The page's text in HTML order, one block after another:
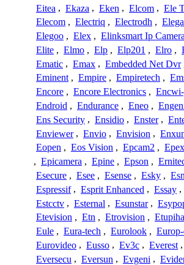
Eitea , Ekaza , Eken , Elcom , Ele
Elecom , Electriq , Electrodh ,
Elegoo , Elex , Elinksmart Ip Camera
Elite , Elmo , Elp , Elp201 , Elro ,
Ematic , Emax , Embedded Net Dvr
Eminent , Empire , Empiretech ,
Encore , Encore Electronics , Encwi-
Endroid , Endurance , Eneo ,
Ens Security , Ensidio , Enster ,
Enviewer , Envio , Envision ,
Eopen , Eos Vision , Epcam2 ,
, Epicamera , Epine , Epson ,
Esecure , Esee , Esense , Esky ,
Espressif , Esprit Enhanced , Essay ,
Estcctv , Esternal , Esunstar ,
Etevision , Etn , Etrovision , Etupiha
Eule , Eura-tech , Eurolook ,
Eurovideo , Eusso , Ev3c , Everest ,
Eversecu , Eversun , Evgeni ,